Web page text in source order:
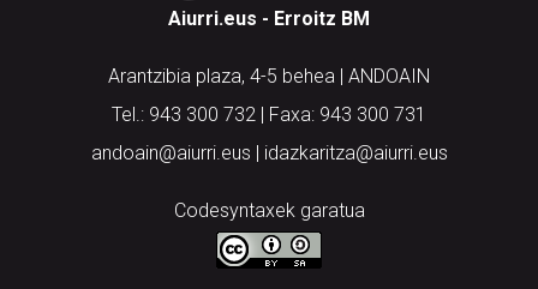
Aiurri.eus - Erroitz BM
Arantzibia plaza, 4-5 behea | ANDOAIN
Tel.: 943 300 732 | Faxa: 943 300 731
andoain@aiurri.eus | idazkaritza@aiurri.eus
Codesyntaxek garatua